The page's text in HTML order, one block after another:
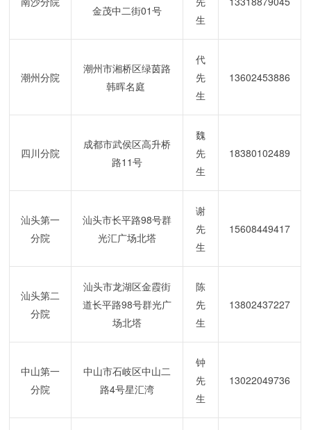
金茂中二街01号
生
潮州分院
潮州市湘桥区绿茵路
韩晖名庭
代
先
生
13602453886
四川分院
成都市武侯区高升桥
路11号
魏
先
生
18380102489
汕头第一
分院
汕头市长平路98号群
光汇广场北塔
谢
先
生
15608449417
汕头第二
分院
汕头市龙湖区金霞街
道长平路98号群光广
场北塔
陈
先
生
13802437227
中山第一
分院
中山市石岐区中山二
路4号星汇湾
钟
先
生
13022049736